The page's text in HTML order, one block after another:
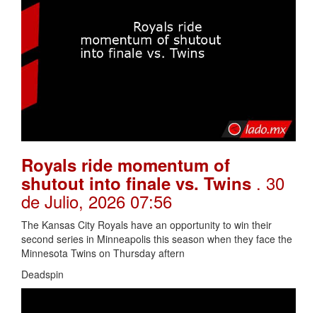
Royals ride momentum of
shutout into finale vs. Twins . 30
de Julio, 2026 07:56
The Kansas City Royals have an opportunity to win their
second series in Minneapolis this season when they face the
Minnesota Twins on Thursday aftern
Deadspin